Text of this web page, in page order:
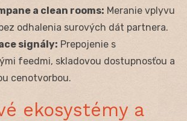
a clean rooms: Meranie vplyvu
odhalenia surových dát partnera.
signály: Prepojenie s
feedmi, skladovou dostupnosťou a
cenotvorbou.
ekosystémy a